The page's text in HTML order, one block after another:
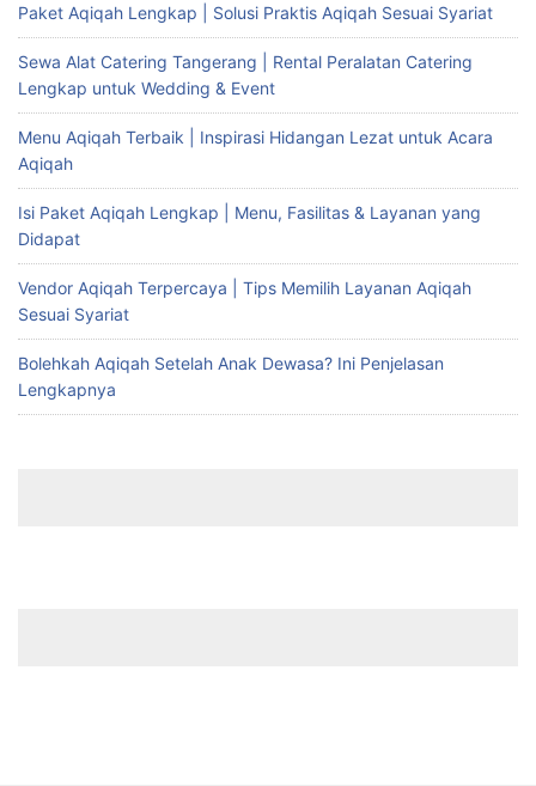
Paket Aqiqah Lengkap | Solusi Praktis Aqiqah Sesuai Syariat
Sewa Alat Catering Tangerang | Rental Peralatan Catering
Lengkap untuk Wedding & Event
Menu Aqiqah Terbaik | Inspirasi Hidangan Lezat untuk Acara
Aqiqah
Isi Paket Aqiqah Lengkap | Menu, Fasilitas & Layanan yang
Didapat
Vendor Aqiqah Terpercaya | Tips Memilih Layanan Aqiqah
Sesuai Syariat
Bolehkah Aqiqah Setelah Anak Dewasa? Ini Penjelasan
Lengkapnya